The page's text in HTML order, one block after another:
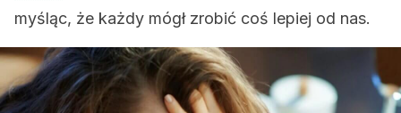
myśląc, że każdy mógł zrobić coś lepiej od nas.